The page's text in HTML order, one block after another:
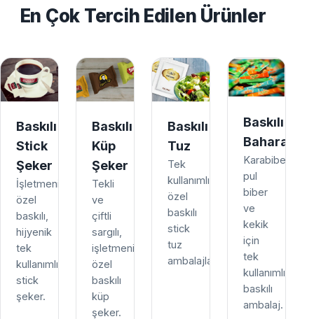
En Çok Tercih Edilen Ürünler
Baskılı
Stick
Şeker
İşletmenize
özel
baskılı,
hijyenik
tek
kullanımlık
stick
şeker.
Baskılı
Küp
Şeker
Tekli
ve
çiftli
sargılı,
işletmenize
özel
baskılı
küp
şeker.
Baskılı
Tuz
Tek
kullanımlık,
özel
baskılı
stick
tuz
ambalajları.
Baskılı
Baharat
Karabiber,
pul
biber
ve
kekik
için
tek
kullanımlık
baskılı
ambalaj.